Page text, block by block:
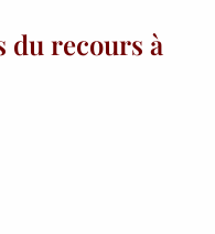
du recours à